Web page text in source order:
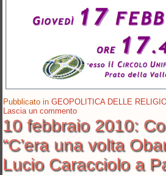
Pubblicato in GEOPOLITICA DELLE
Lascia un commento
10 febbraio 2010:
“C’era una volta
Lucio Caracciolo a